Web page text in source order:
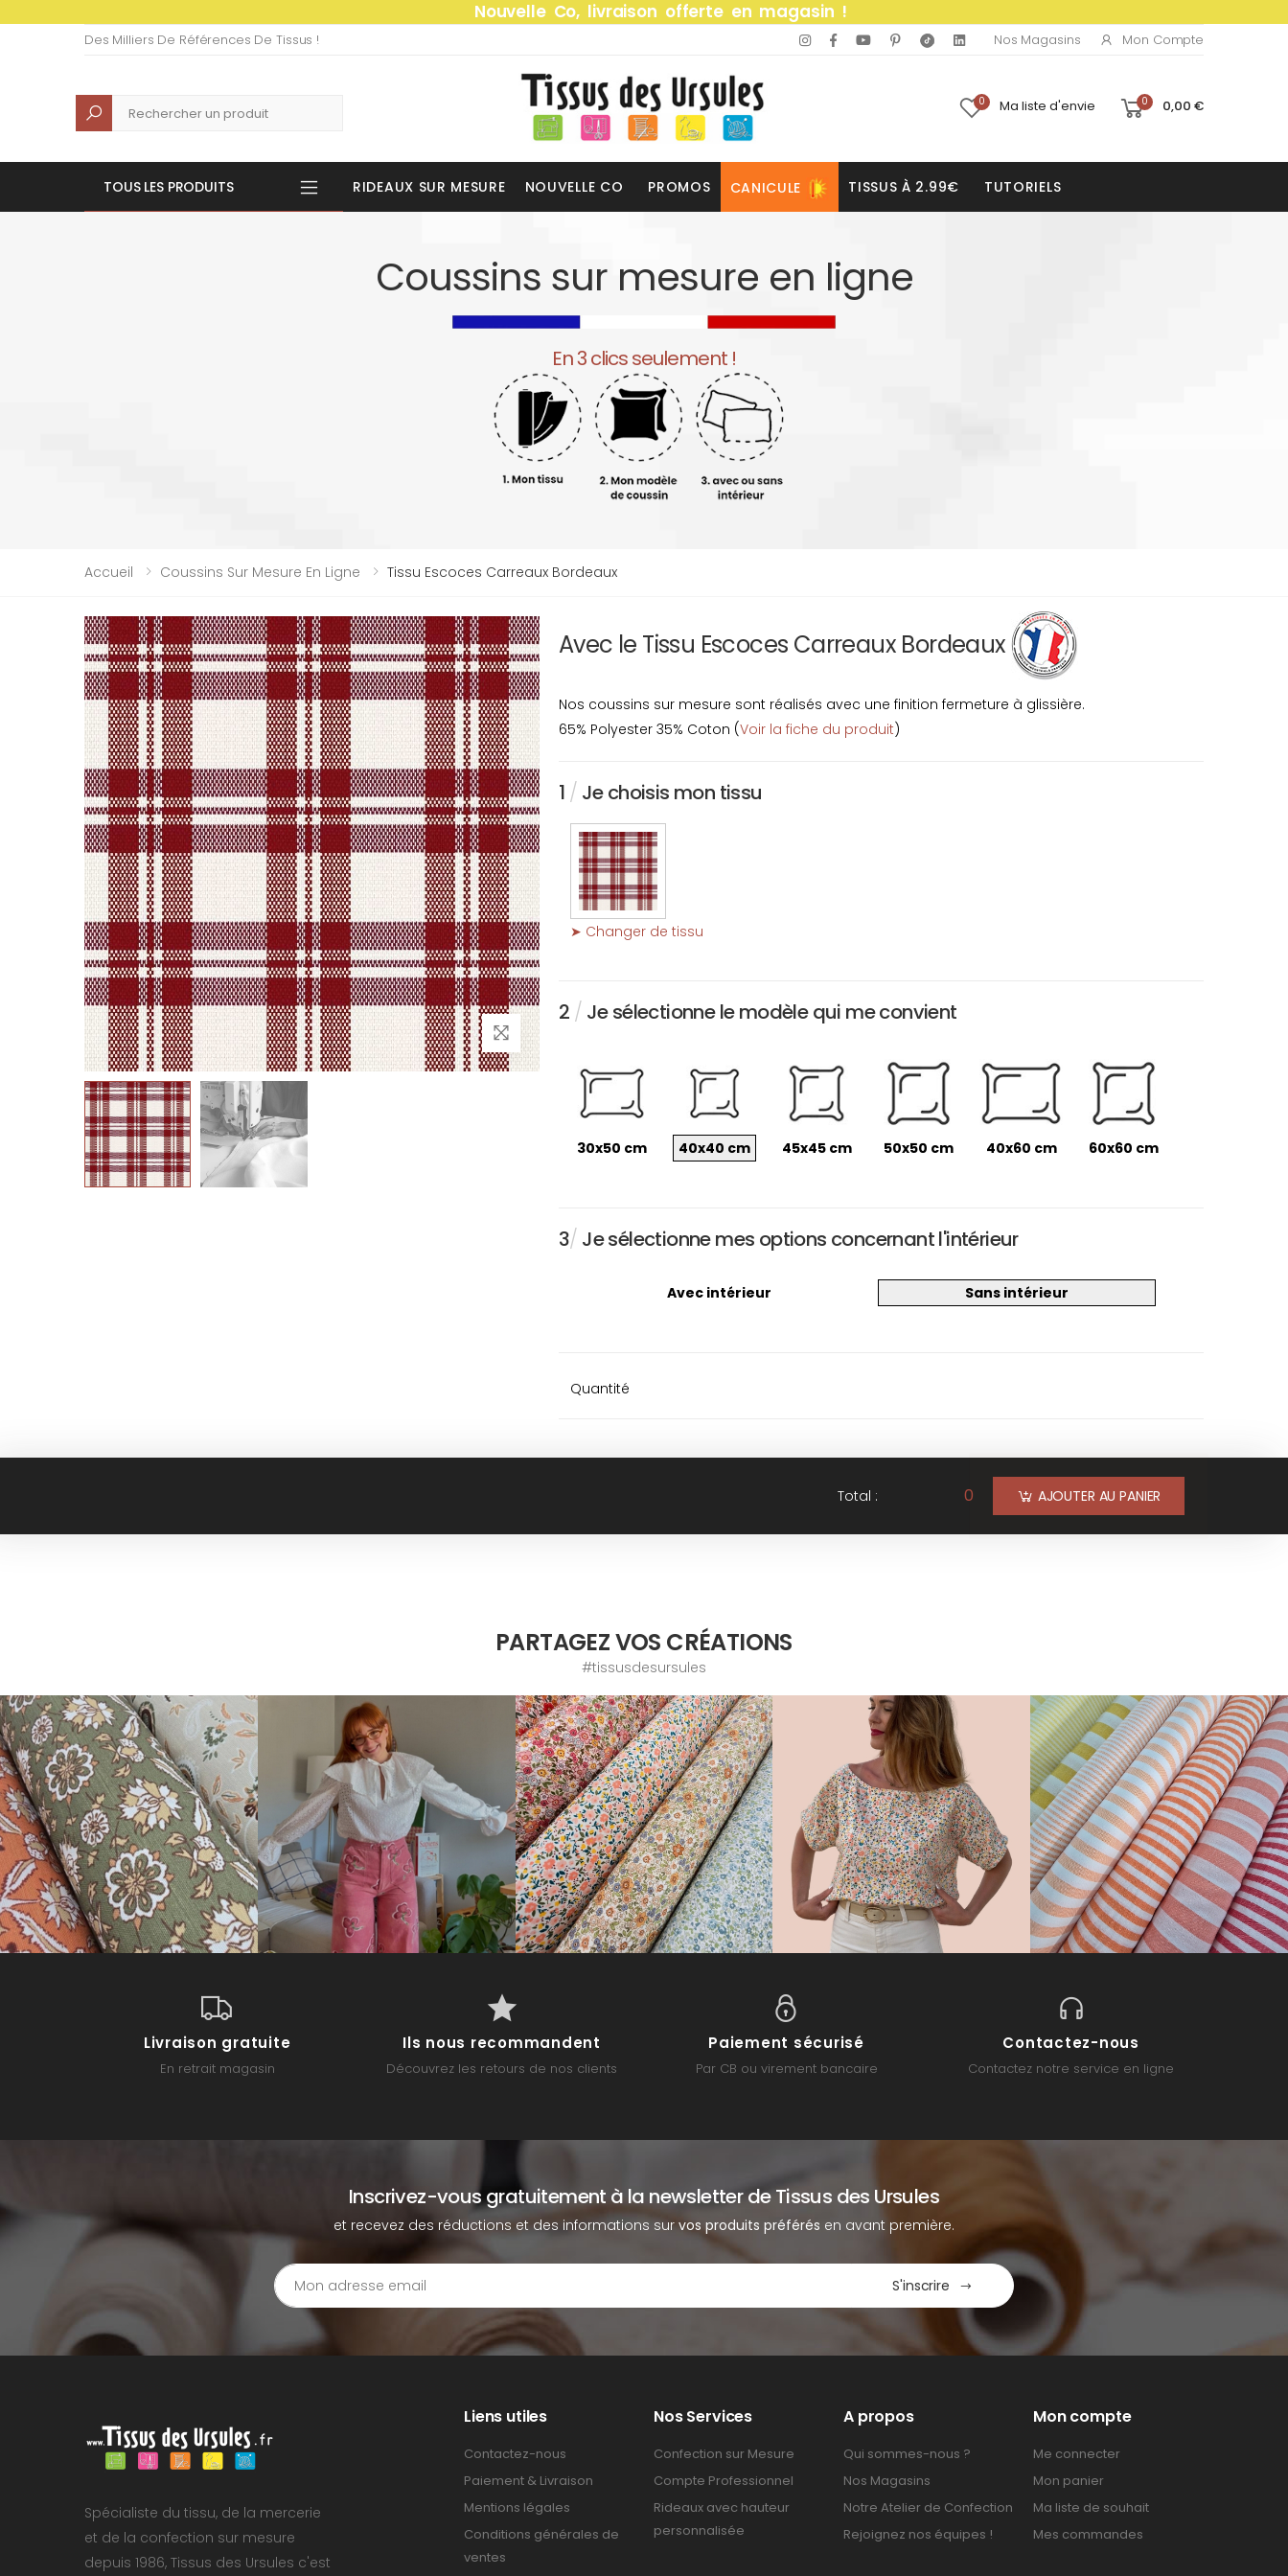
Nouvelle Co, livraison offerte en magasin !
Des Milliers De Références De Tissus ! Nos Magasins Mon Compte
Recherche 0 Ma liste d'envie 0 0,00 €
TOUS LES PRODUITS RIDEAUX SUR MESURE NOUVELLE CO PROMOS CANICULE TISSUS À 2.99€ TUTORIELS
Coussins sur mesure en ligne
En 3 clics seulement !
Accueil Coussins Sur Mesure En Ligne Tissu Escoces Carreaux Bordeaux
Avec le Tissu Escoces Carreaux Bordeaux
Nos coussins sur mesure sont réalisés avec une finition fermeture à glissière.
65% Polyester 35% Coton (Voir la fiche du produit)
1 / Je choisis mon tissu
➤ Changer de tissu
2 / Je sélectionne le modèle qui me convient
30x50 cm 40x40 cm 45x45 cm 50x50 cm 40x60 cm 60x60 cm
3/ Je sélectionne mes options concernant l'intérieur
Avec intérieur Sans intérieur
Quantité
Total : 0 AJOUTER AU PANIER
PARTAGEZ VOS CRÉATIONS
#tissusdesursules
Livraison gratuite
En retrait magasin
Ils nous recommandent
Découvrez les retours de nos clients
Paiement sécurisé
Par CB ou virement bancaire
Contactez-nous
Contactez notre service en ligne
Inscrivez-vous gratuitement à la newsletter de Tissus des Ursules
et recevez des réductions et des informations survos produits préférés en avant première.
S'inscrire
Spécialiste du tissu, de la mercerie
et de la confection sur mesure
depuis 1986, Tissus des Ursules c'est
Liens utiles
Contactez-nous
Paiement & Livraison
Mentions légales
Conditions générales de
ventes
Nos Services
Confection sur Mesure
Compte Professionnel
Rideaux avec hauteur
personnalisée
A propos
Qui sommes-nous ?
Nos Magasins
Notre Atelier de Confection
Rejoignez nos équipes !
Mon compte
Me connecter
Mon panier
Ma liste de souhait
Mes commandes